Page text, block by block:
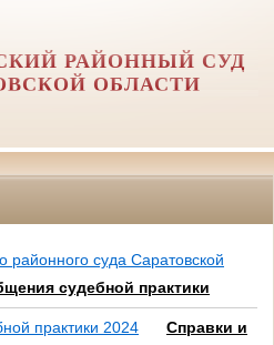
РАЙОННЫЙ СУД
ОБЛАСТИ
суда Саратовской
судебной практики
практики 2024
Справки и